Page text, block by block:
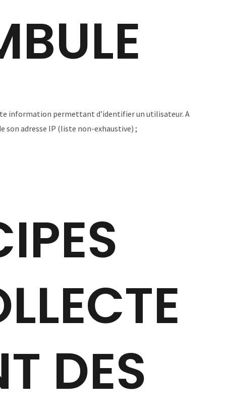
information permettant d’identifier un utilisateur. A
son adresse IP (liste non-exhaustive) ;
DES